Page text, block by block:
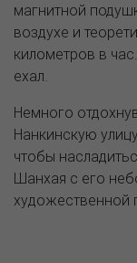
магнитной
воздухе и
километров в
ехал.
Немного
Нанкинскую
чтобы
Шанхая с его
художественной